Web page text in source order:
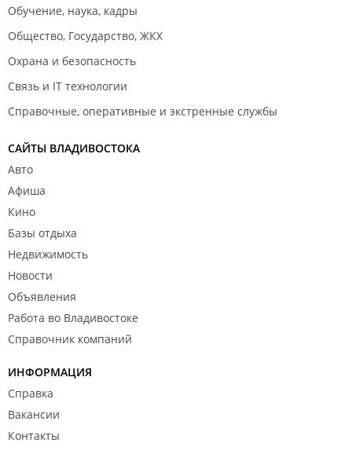
Обучение, наука, кадры
Общество, Государство, ЖКХ
Охрана и безопасность
Связь и IT технологии
Справочные, оперативные и экстренные службы
САЙТЫ ВЛАДИВОСТОКА
Авто
Афиша
Кино
Базы отдыха
Недвижимость
Новости
Объявления
Работа во Владивостоке
Справочник компаний
ИНФОРМАЦИЯ
Справка
Вакансии
Контакты